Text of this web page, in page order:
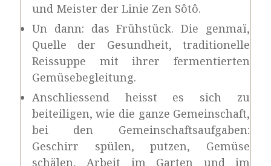
und Meister der Linie Zen Sôtô.
Un dann: das Frühstück. Die genmaï,
Quelle der Gesundheit, traditionelle
Reissuppe mit ihrer fermentierten
Gemüsebegleitung.
Anschliessend heisst es sich zu
beiteiligen, wie die ganze Gemeinschaft,
bei den Gemeinschaftsaufgaben:
Geschirr spülen, putzen, Gemüse
schälen, Arbeit im Garten und im